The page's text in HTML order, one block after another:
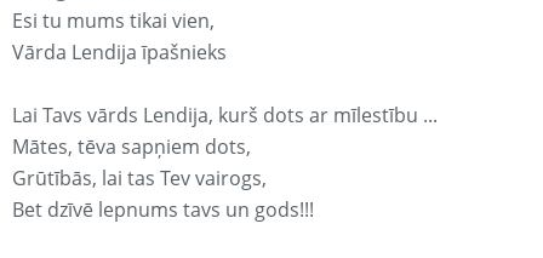
Esi tu mums tikai vien,
Vārda Lendija īpašnieks
Lai Tavs vārds Lendija, kurš dots ar mīlestību ...
Mātes, tēva sapņiem dots,
Grūtībās, lai tas Tev vairogs,
Bet dzīvē lepnums tavs un gods!!!